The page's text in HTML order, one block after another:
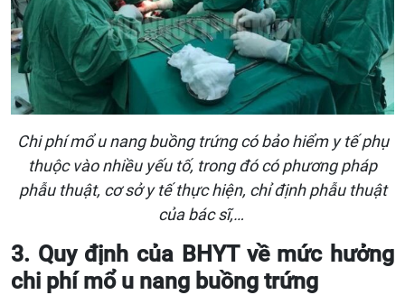
Chi phí mổ u nang buồng trứng có bảo hiểm y tế phụ
thuộc vào nhiều yếu tố, trong đó có phương pháp
phẫu thuật, cơ sở y tế thực hiện, chỉ định phẫu thuật
của bác sĩ,…
3. Quy định của BHYT về mức hưởng
chi phí mổ u nang buồng trứng